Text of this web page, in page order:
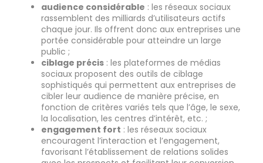
audience considérable : les réseaux sociaux
rassemblent des milliards d’utilisateurs actifs
chaque jour. Ils offrent donc aux entreprises une
portée considérable pour atteindre un large
public ;
ciblage précis : les plateformes de médias
sociaux proposent des outils de ciblage
sophistiqués qui permettent aux entreprises de
cibler leur audience de manière précise, en
fonction de critères variés tels que l’âge, le sexe,
la localisation, les centres d’intérêt, etc. ;
engagement fort : les réseaux sociaux
encouragent l’interaction et l’engagement,
favorisant l’établissement de relations solides